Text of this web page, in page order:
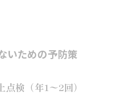
いための予防策
検（年1〜2回）